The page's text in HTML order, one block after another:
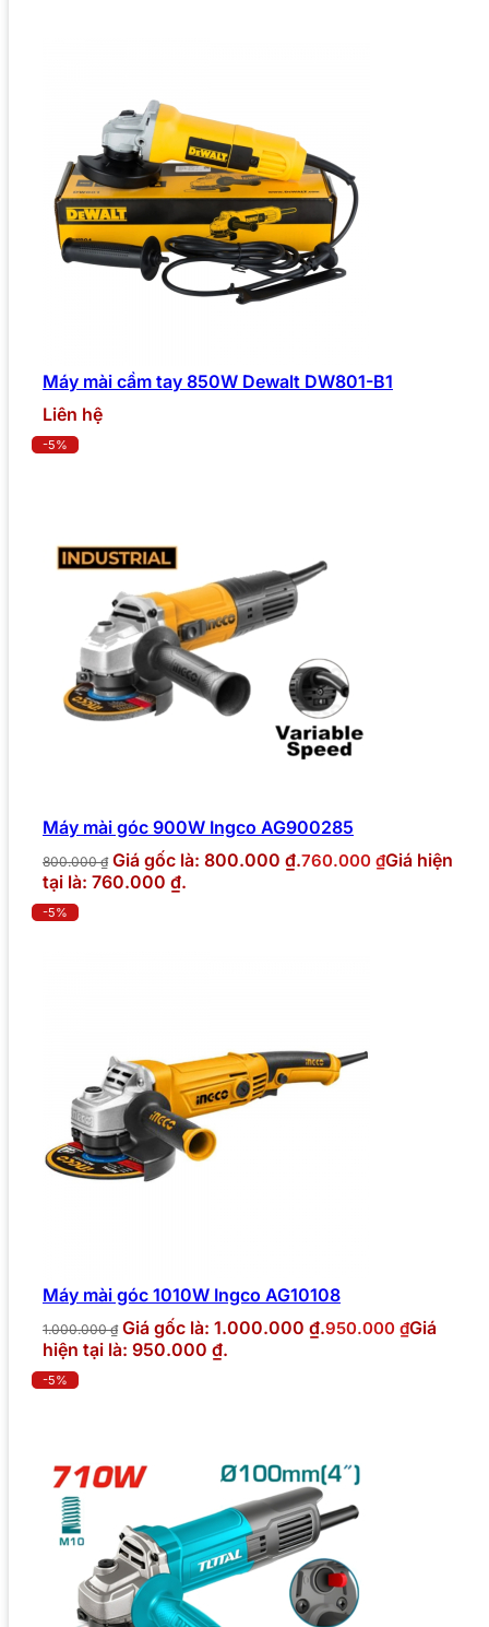
Máy mài cầm tay 850W Dewalt DW801-B1
Liên hệ
-5%
Máy mài góc 900W Ingco AG900285
800.000₫ Giá gốc là: 800.000 ₫.760.000 ₫Giá hiện
tại là: 760.000 ₫.
-5%
Máy mài góc 1010W Ingco AG10108
1.000.000₫ Giá gốc là: 1.000.000 ₫.950.000 ₫Giá
hiện tại là: 950.000 ₫.
-5%